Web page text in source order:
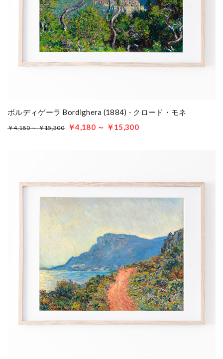
ボルディゲーラ Bordighera (1884) - クロード・モネ
￥4,180 ～ ￥15,300 ￥4,180 ～ ￥15,300